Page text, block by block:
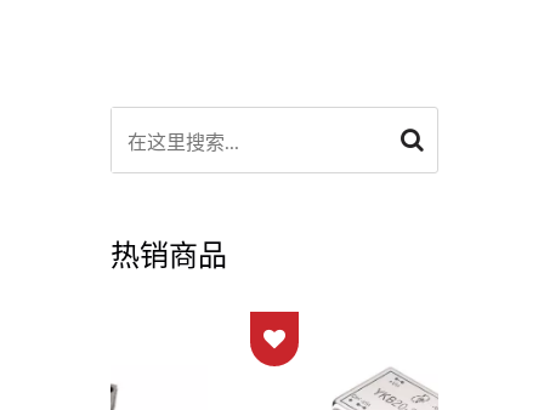
热销商品